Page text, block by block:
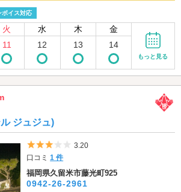
ボイス対応
火 水 木 金
11 12 13 14
もっと見る
ジュジュ)
5つ星のうち3
3.20
口コミ1 件
福岡県久留米市藤光町925
0942-26-2961